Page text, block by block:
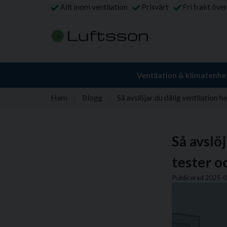
Allt inom ventilation Prisvärt Fri frakt
Ventilation &
Hem Blogg Så avslöjar du dålig ventilation
Så
tester
Publicerad 2025-